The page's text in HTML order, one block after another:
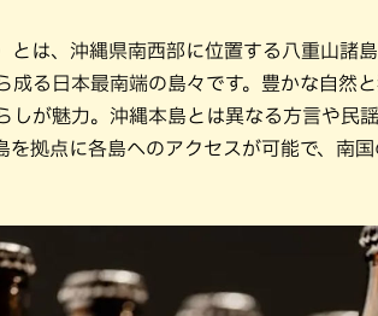
とは、沖縄県南西部に位置する八重山諸
成る日本最南端の島々です。豊かな自然
しが魅力。沖縄本島とは異なる方言や民
を拠点に各島へのアクセスが可能で、南